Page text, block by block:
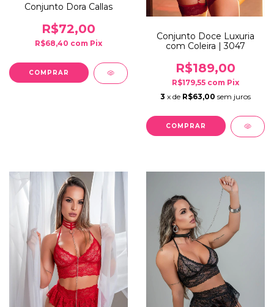
Conjunto Dora Callas
R$72,00
R$68,40 com Pix
COMPRAR
Conjunto Doce Luxuria
com Coleira | 3047
R$189,00
R$179,55 com Pix
3 x de R$63,00 sem juros
COMPRAR